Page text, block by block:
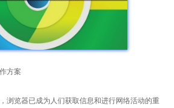
方案
浏览器已成为人们获取信息和进行网络活动的重